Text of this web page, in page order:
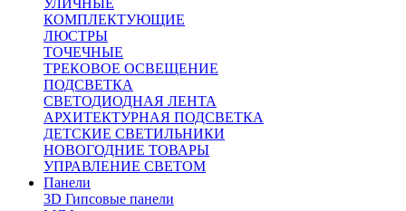
УЛИЧНЫЕ
КОМПЛЕКТУЮЩИЕ
ЛЮСТРЫ
ТОЧЕЧНЫЕ
ТРЕКОВОЕ ОСВЕЩЕНИЕ
ПОДСВЕТКА
СВЕТОДИОДНАЯ ЛЕНТА
АРХИТЕКТУРНАЯ ПОДСВЕТКА
ДЕТСКИЕ СВЕТИЛЬНИКИ
НОВОГОДНИЕ ТОВАРЫ
УПРАВЛЕНИЕ СВЕТОМ
Панели
3D Гипсовые панели